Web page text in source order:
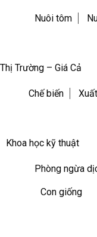
Nuôi tôm
Thị Trường – Giá Cả
Chế biến
Khoa học kỹ thuật
Phòng ngừa
Con giống